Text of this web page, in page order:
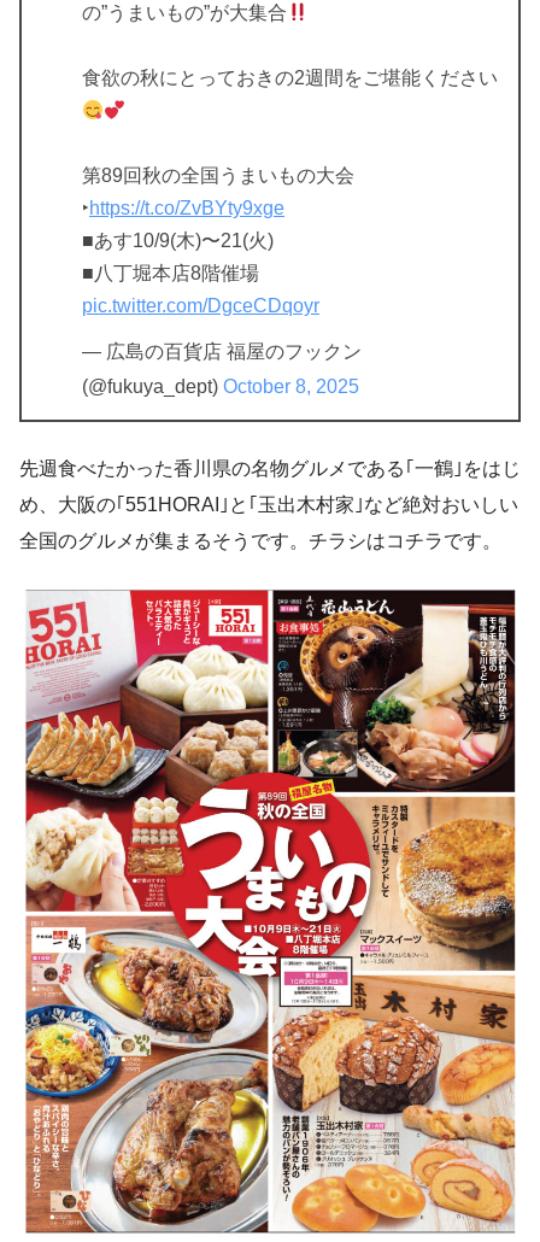
の”うまいもの”が大集合
食欲の秋にとっておきの2週間をご堪能ください
第89回秋の全国うまいもの大会
‣https://t.co/ZvBYty9xge
■あす10/9(木)〜21(火)
■八丁堀本店8階催場
pic.twitter.com/DgceCDqoyr
— 広島の百貨店 福屋のフックン
(@fukuya_dept) October 8, 2025
先週食べたかった香川県の名物グルメである｢一鶴｣をはじ
め、大阪の｢551HORAI｣と｢玉出木村家｣など絶対おいしい
全国のグルメが集まるそうです。チラシはコチラです。